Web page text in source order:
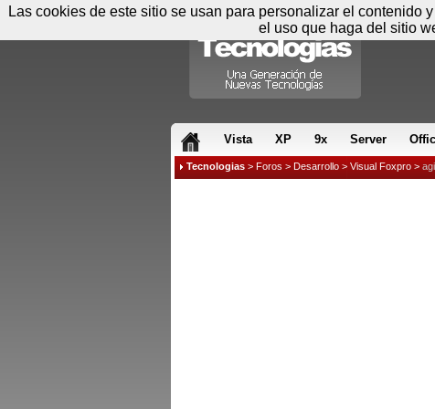
Vista XP 9x Server
Tecnologias > Foros > Desarrollo > Visual Foxpro >
Las cookies de este sitio se usan para personalizar el contenido
el uso que haga del sitio